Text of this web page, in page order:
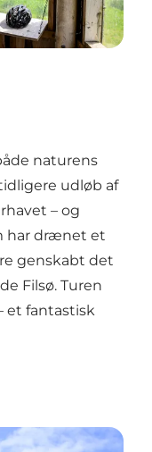
naturens
udløb af
– og
har drænet et
genskabt det
Filsø. Turen
et fantastisk